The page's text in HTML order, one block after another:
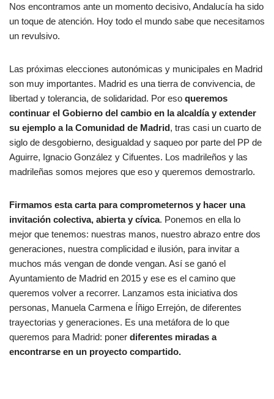
Nos encontramos ante un momento decisivo, Andalucía ha sido
un toque de atención. Hoy todo el mundo sabe que necesitamos
un revulsivo.
Las próximas elecciones autonómicas y municipales en Madrid
son muy importantes. Madrid es una tierra de convivencia, de
libertad y tolerancia, de solidaridad. Por eso queremos
continuar el Gobierno del cambio en la alcaldía y extender
su ejemplo a la Comunidad de Madrid, tras casi un cuarto de
siglo de desgobierno, desigualdad y saqueo por parte del PP de
Aguirre, Ignacio González y Cifuentes. Los madrileños y las
madrileñas somos mejores que eso y queremos demostrarlo.
Firmamos esta carta para comprometernos y hacer una
invitación colectiva, abierta y cívica. Ponemos en ella lo
mejor que tenemos: nuestras manos, nuestro abrazo entre dos
generaciones, nuestra complicidad e ilusión, para invitar a
muchos más vengan de donde vengan. Así se ganó el
Ayuntamiento de Madrid en 2015 y ese es el camino que
queremos volver a recorrer. Lanzamos esta iniciativa dos
personas, Manuela Carmena e Íñigo Errejón, de diferentes
trayectorias y generaciones. Es una metáfora de lo que
queremos para Madrid: poner diferentes miradas a
encontrarse en un proyecto compartido.